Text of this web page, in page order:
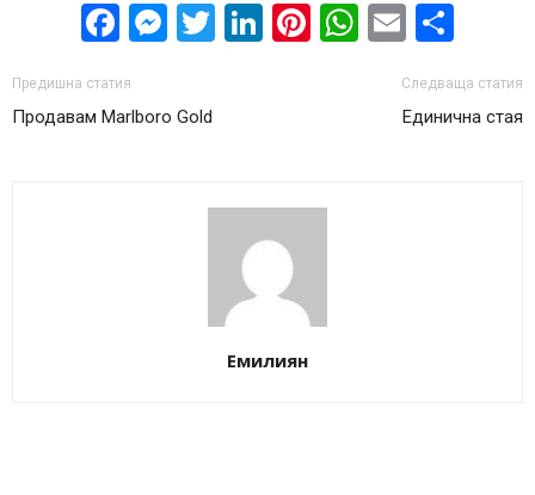
Facebook
Messenger
Twitter
LinkedIn
Pinterest
WhatsApp
Email
Предишна статия
Продавам Marlboro Gold
Следваща статия
Единична стая
Eмилиян